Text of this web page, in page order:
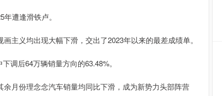
遭逢滑铁卢。
主义均出现大幅下滑，交出了2023年以来的最差成绩单。
调后64万辆销量方向的63.48%。
月份理念念汽车销量均同比下滑，成为新势力头部阵营